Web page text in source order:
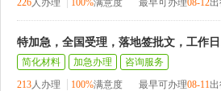
226人办理 100%满意度 最早可办理08-12
特加急，全国受理，落地签批文，工作
简化材料
加急办理
咨询服务
213人办理 100%满意度 最早可办理08-11